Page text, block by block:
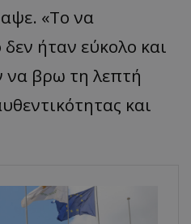
«Το να
ήταν εύκολο και
να βρω τη λεπτή
και